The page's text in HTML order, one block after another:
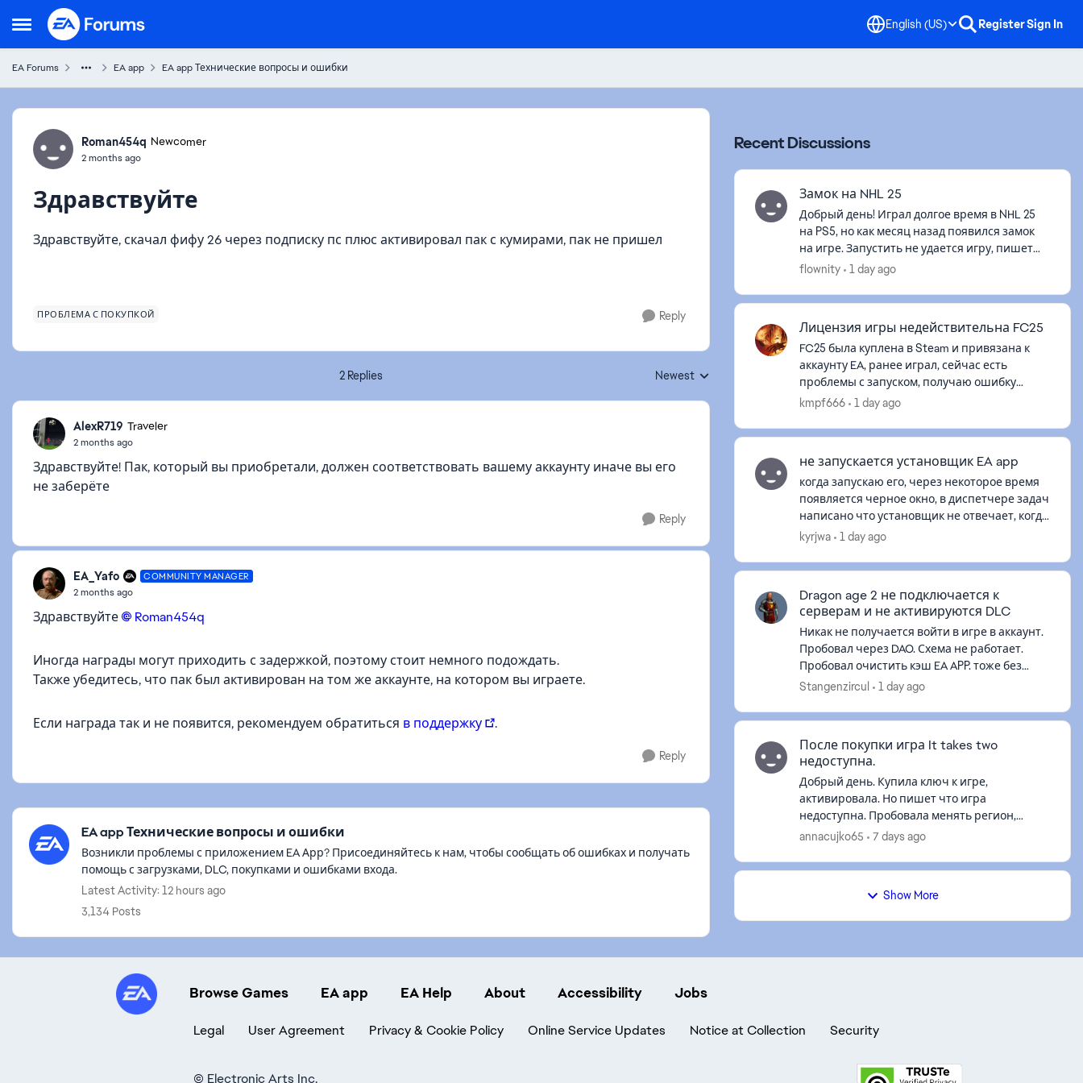
Open Side Menu
Skip to content English (US) RegisterSign In
EA Forums EA app EA app Технические вопросы и ошибки
Forum Discussion
Roman454q Newcomer
2 months ago
Здравствуйте
Здравствуйте, скачал фифу 26 через подписку пс плюс активировал пак с кумирами, пак не пришел
ПРОБЛЕМА С ПОКУПКОЙ Reply
2 Replies Replies sorted by
Newest
AlexR719 Traveler
2 months ago
Здравствуйте! Пак, который вы приобретали, должен соответствовать вашему аккаунту иначе вы его
не заберёте
Reply
EA_Yafo COMMUNITY MANAGER
2 months ago
Здравствуйте Roman454q​
Иногда награды могут приходить с задержкой, поэтому стоит немного подождать.
Также убедитесь, что пак был активирован на том же аккаунте, на котором вы играете.
Если награда так и не появится, рекомендуем обратиться в поддержку .
Reply
Featured Places
EA app Технические вопросы и ошибки
Возникли проблемы с приложением EA Арр? Присоединяйтесь к нам, чтобы сообщать об ошибках и получать
помощь с загрузками, DLC, покупками и ошибками входа.
Latest Activity: 12 hours ago
3,134 Posts
Recent Discussions
Замок на NHL 25
Добрый день! Играл долгое время в NHL 25
на PS5, но как месяц назад появился замок
на игре. Запустить не удается игру, пишет
«недоступно» либо выдает ошибку «Вы не
flownity 1 day ago
Лицензия игры недействительна FC25
FC25 была куплена в Steam и привязана к
аккаунту EA, ранее играл, сейчас есть
проблемы с запуском, получаю ошибку
"Лицензия игры недействительна". Кэш
файл...
kmpf666 1 day ago
не запускается установщик EA app
когда запускаю его, через некоторое время
появляется черное окно, в диспетчере задач
написано что установщик не отвечает, когда
тыкаю по окну он также не отвечает.
kyrjwa 1 day ago
Dragon age 2 не подключается к
серверам и не активируются DLC
Никак не получается войти в игре в аккаунт.
Пробовал через DAO. Схема не работает.
Пробовал очистить кэш EA APP. тоже без
толку. Игра куплена и работает через EA со
Stangenzircul 1 day ago
После покупки игра It takes two
недоступна.
Добрый день. Купила ключ к игре,
активировала. Но пишет что игра
недоступна. Пробовала менять регион,
чистить кеш и перезагружать компьютер.
сделать?! изнач...
annacujko65 7 days ago
Show More
Browse Games EA app EA Help About Accessibility Jobs
Legal User Agreement Privacy & Cookie Policy Online Service Updates Notice at Collection Security
© Electronic Arts Inc.